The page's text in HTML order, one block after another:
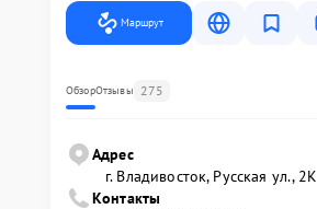
Маршрут
ОбзорОтзывы 275
Адрес
г. Владивосток, Русская ул., 2К
Контакты